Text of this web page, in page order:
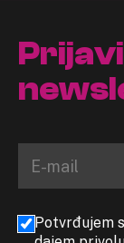
Potvrđujem